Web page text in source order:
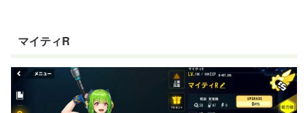
マイティR